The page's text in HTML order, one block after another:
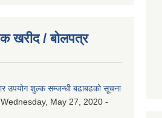
खरीद / बोलपत्र
उपयोग शुल्क सम्जन्धी बढाबढको सूचना
Wednesday, May 27, 2020 -